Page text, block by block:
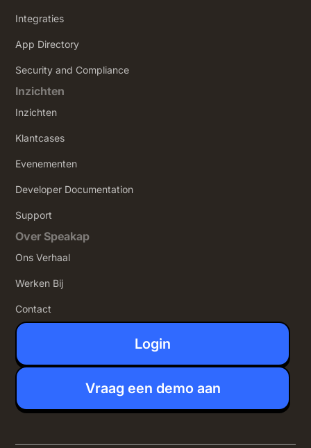
Integraties
App Directory
Security and Compliance
Inzichten
Inzichten
Klantcases
Evenementen
Developer Documentation
Support
Over Speakap
Ons Verhaal
Werken Bij
Contact
Login
Vraag een demo aan